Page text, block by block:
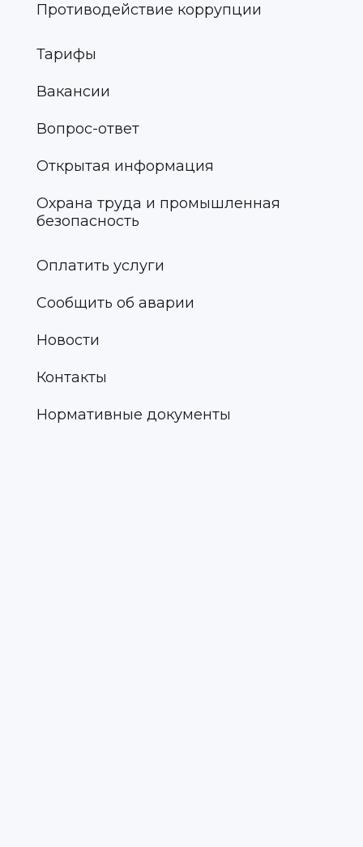
Противодействие коррупции
Тарифы
Вакансии
Вопрос-ответ
Открытая информация
Охрана труда и промышленная
безопасность
Оплатить услуги
Сообщить об аварии
Новости
Контакты
Нормативные документы